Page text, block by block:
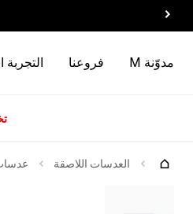
مدوّنة M فروعنا التجربة
العدسات اللاصقة